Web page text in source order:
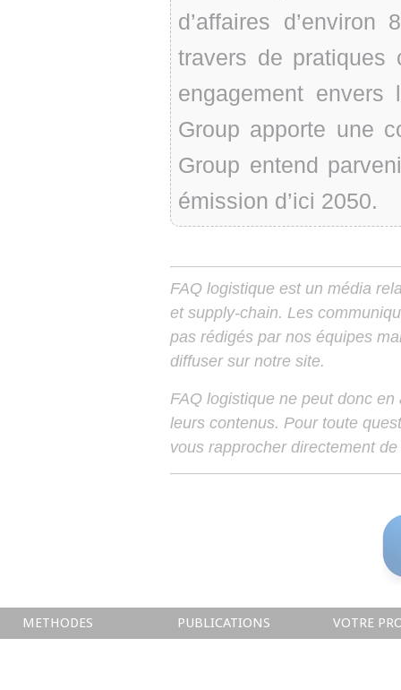
d’affaires
travers de pratiques
engagement envers
Group apporte une
Group entend
émission d’ici 2050.
FAQ logistique est un média
et supply-chain. Les
pas rédigés par nos équipes
diffuser sur notre site.
FAQ logistique ne peut donc
leurs contenus. Pour toute
vous rapprocher directement
METHODES PUBLICATIONS VOTRE